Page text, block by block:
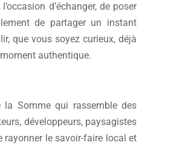
d’échanger, de poser
de partager un instant
que vous soyez curieux, déjà
authentique.
la Somme qui rassemble des
développeurs, paysagistes
rayonner le savoir-faire local et